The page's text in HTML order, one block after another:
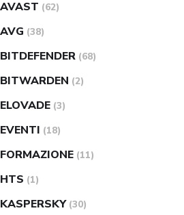
AVAST (62)
AVG (38)
BITDEFENDER (68)
BITWARDEN (2)
ELOVADE (3)
EVENTI (18)
FORMAZIONE (11)
HTS (1)
KASPERSKY (30)